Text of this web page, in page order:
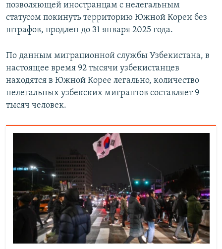
позволяющей иностранцам с нелегальным
статусом покинуть территорию Южной Кореи без
штрафов, продлен до 31 января 2025 года.
По данным миграционной службы Узбекистана, в
настоящее время 92 тысячи узбекистанцев
находятся в Южной Корее легально, количество
нелегальных узбекских мигрантов составляет 9
тысяч человек.